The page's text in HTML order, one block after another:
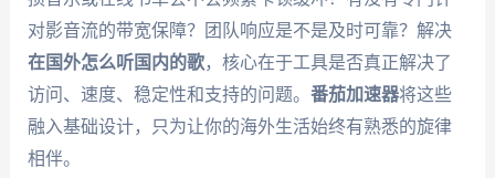
对影音流的带宽保障？团队响应是不是及时可靠？解决
在国外怎么听国内的歌，核心在于工具是否真正解决了
访问、速度、稳定性和支持的问题。 番茄加速器将这些
融入基础设计，只为让你的海外生活始终有熟悉的旋律
相伴。